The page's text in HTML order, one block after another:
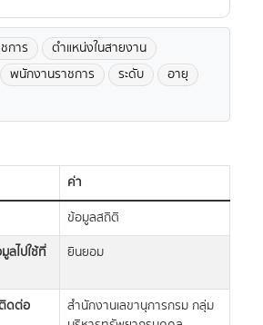
การ
ตำแหน่งในสายงาน
พนักงานราชการ ระดับ
อายุ
ค่า
ข้อมูลสถิติ
ลไปใช้ที่
ยินยอม
ดต่อ
สำนักงานเลขานุการกรม กลุ่ม